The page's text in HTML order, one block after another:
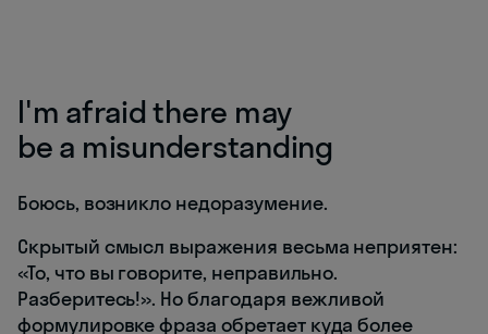
I'm afraid there may
be a misunderstanding
Боюсь, возникло недоразумение.
Скрытый смысл выражения весьма неприятен:
«То, что вы говорите, неправильно.
Разберитесь!». Но благодаря вежливой
формулировке фраза обретает куда более